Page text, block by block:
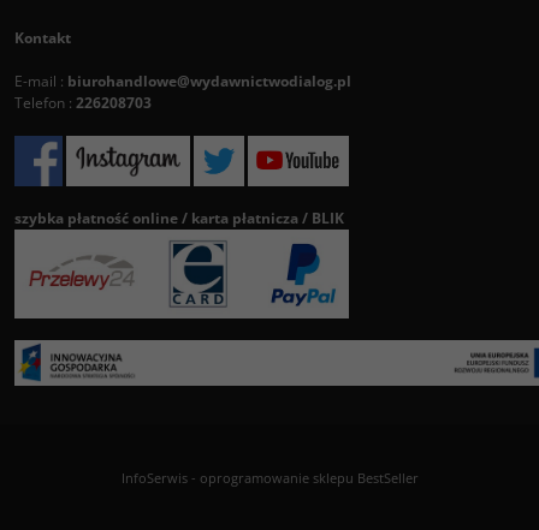
Kontakt
E-mail : biurohandlowe@wydawnictwodialog.pl
Telefon : 226208703
szybka płatność online / karta płatnicza / BLIK
InfoSerwis- oprogramowanie sklepu BestSeller